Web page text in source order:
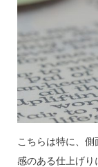
こちらは特に、
感のある仕上げり